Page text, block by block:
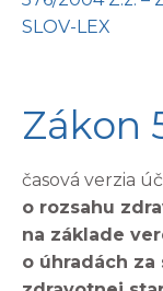
SLOV-LEX
Zákon
časová verzia
o rozsahu
na základe
o úhradách